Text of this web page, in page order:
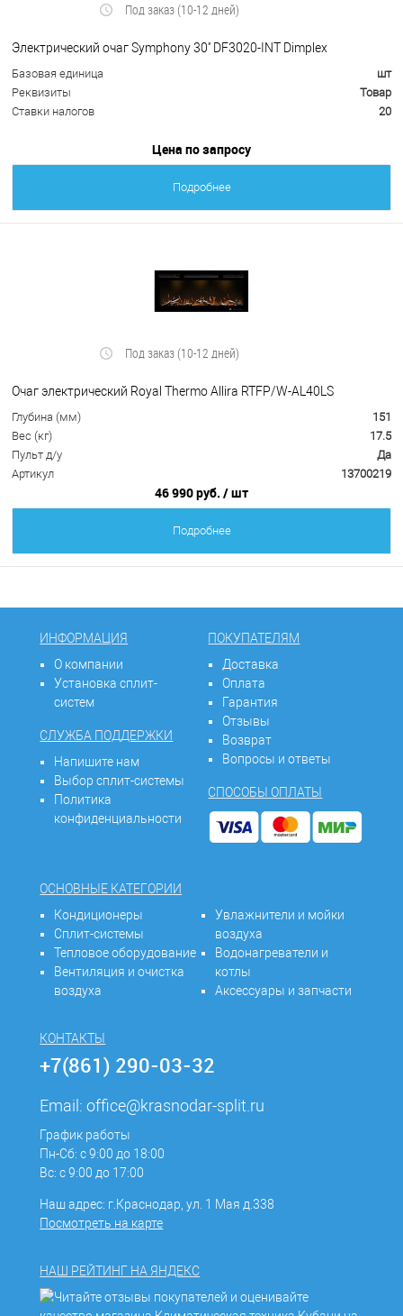
Под заказ (10-12 дней)
Электрический очаг Symphony 30'' DF3020-INT Dimplex
Базовая единица
шт
Реквизиты
Товар
Ставки налогов
20
Цена по запросу
Подробнее
Под заказ (10-12 дней)
Очаг электрический Royal Thermo Allira RTFP/W-AL40LS
Глубина (мм)
151
Вес (кг)
17.5
Пульт д/у
Да
Артикул
13700219
46 990 руб. / шт
Подробнее
ИНФОРМАЦИЯ
О компании
Установка сплит-
систем
СЛУЖБА ПОДДЕРЖКИ
Напишите нам
Выбор сплит-системы
Политика
конфиденциальности
ПОКУПАТЕЛЯМ
Доставка
Оплата
Гарантия
Отзывы
Возврат
Вопросы и ответы
СПОСОБЫ ОПЛАТЫ
ОСНОВНЫЕ КАТЕГОРИИ
Кондиционеры
Сплит-системы
Тепловое оборудование
Вентиляция и очистка
воздуха
Увлажнители и мойки
воздуха
Водонагреватели и
котлы
Аксессуары и запчасти
КОНТАКТЫ
+7(861) 290-03-32
Email:office@krasnodar-split.ru
График работы
Пн-Сб: с 9:00 до 18:00
Вс: с 9:00 до 17:00
Наш адрес: г.Краснодар, ул. 1 Мая д.338
Посмотреть на карте
НАШ РЕЙТИНГ НА ЯНДЕКС